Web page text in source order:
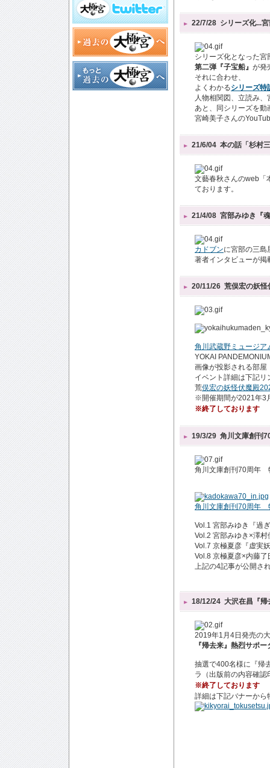
22/7/28 シリーズ化...
シリーズ化となった宮
第二弾『子宝船』 が発
それに合わせ、
よくわかるシリーズ特
人物相関図、立読み
あと、同シリーズを動
宮崎美子さんの
21/6/04 本の話「杉村
文藝春秋さんのweb「
ております。
21/4/08 宮部みゆき『
カドブンに宮部の三島
著者インタビューが掲
20/11/26 荒俣宏の妖怪
角川武蔵野ミュージア
YOKAI
画像が投影される部屋
イベント詳細は下記
荒俣宏の妖怪伏魔殿
※開催期間が2021年3
※終了しております
19/3/29 角川文庫創刊
角川文庫創刊70周年
角川文庫創刊70周年
Vol.1 宮部みゆき『過
Vol.2 宮部みゆき×澤
Vol.7 京極夏彦『虚実
Vol.8 京極夏彦×内藤
上記の4記事が公開さ
18/12/24 大沢在昌『帰
2019年1月4日発売の
『帰去来』 熱烈サポー
抽選で400名様に『帰
ラ（出版前の内容確
※終了しております
詳細は下記バナーから